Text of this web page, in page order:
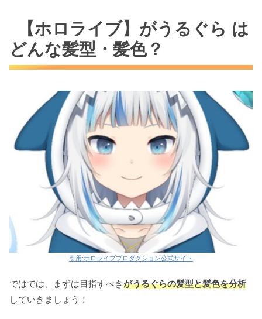
【ホロライブ】がうるぐら は
どんな髪型・髪色？
引用:ホロライブプロダクション公式サイト
ではでは、まずは目指すべきがうるぐらの髪型と髪色を分析
していきましょう！